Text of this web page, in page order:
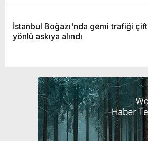
İstanbul Boğazı'nda gemi trafiği çift
yönlü askıya alındı